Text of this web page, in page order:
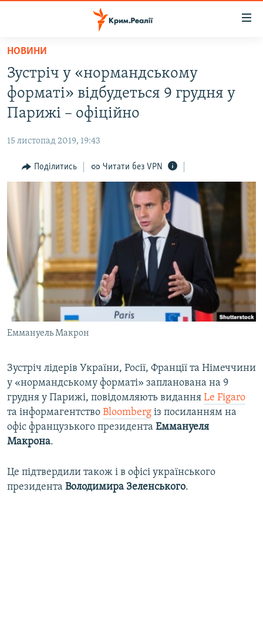
Перейти
основного
матеріалу
Перейти
до
основної
Перейти
до
ВОДА.КРИМ
ВІДЕО ТА ФОТО
БЛОГИ
ПОГЛЯД
ВСЕ ЗА ДЕНЬ
СПЕЦПРОЕКТИ
ДЕПОРТАЦІЯ
ВІДЕОУРОКИ «ELIFBE»
СВІДЧЕННЯ ОКУПАЦІЇ
УКРАЇНСЬКА ПРОБЛЕМА КРИМУ
ІНФОГРАФІКА
ЯК ОБІЙТИ БЛОКУВАННЯ
Русский
Qırımtatar
ДОЛУЧАЙСЯ!
Усі сайти RFE/RL
НОВИНИ
Зустріч у «нормандському
форматі» відбудеться 9 грудня у
Парижі – офіційно
15 листопад 2019, 19:43
Поділитись Читати без VPN
Еммануель Макрон
Зустріч лідерів України, Росії, Франції та Німеччини
у «нормандському форматі» запланована на 9
грудня у Парижі, повідомляють видання Le Figaro
та інформагентство Bloomberg із посиланням на
офіс французького президента Еммануеля
Макрона.
Це підтвердили також і в офісі українського
президента Володимира Зеленського.